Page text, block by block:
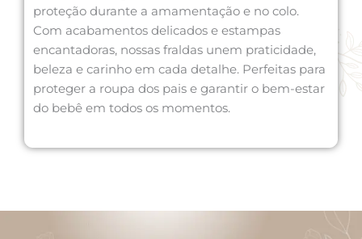
proteção durante a amamentação e no colo.
Com acabamentos delicados e estampas
encantadoras, nossas fraldas unem praticidade,
beleza e carinho em cada detalhe. Perfeitas para
proteger a roupa dos pais e garantir o bem-estar
do bebê em todos os momentos.